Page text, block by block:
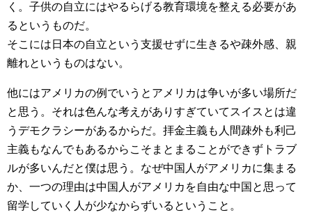
く。子供の自立にはやるらげる教育環境を整える必要があ
るというものだ。
そこには日本の自立という支援せずに生きるや疎外感、親
離れというものはない。
他にはアメリカの例でいうとアメリカは争いが多い場所だ
と思う。それは色んな考えがありすぎていてスイスとは違
うデモクラシーがあるからだ。拝金主義も人間疎外も利己
主義もなんでもあるからこそまとまることができずトラブ
ルが多いんだと僕は思う。なぜ中国人がアメリカに集まる
か、一つの理由は中国人がアメリカを自由な中国と思って
留学していく人が少なからずいるということ。